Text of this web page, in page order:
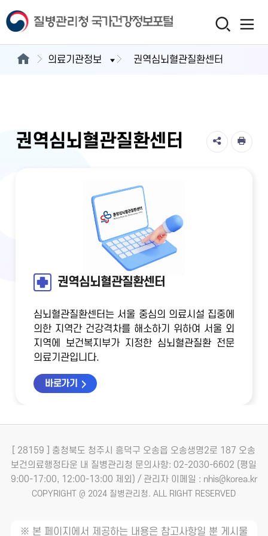
의료기관정보 권역심뇌혈관질환센터
권역심뇌혈관질환센터
권역심뇌혈관질환센터
심뇌혈관질환센터는 서울 중심의 의료시설 집중에
의한 지역간 건강격차를 해소하기 위하여 서울 외
지역에 보건복지부가 지정한 심뇌혈관질환 전문
의료기관입니다.
바로가기
[ 28159 ] 충청북도 청주시 흥덕구 오송읍 오송생명2로 187 오송
보건의료행정타운 내 질병관리청 문의사항: 02-2030-6602 (평일
9:00-17:00, 12:00-13:00 제외) / 관리자 이메일 : nhis@korea.kr
COPYRIGHT @ 2024 질병관리청. ALL RIGHT RESERVED
※ 본 페이지에서 제공하는 내용은 참고사항일 뿐 게시물